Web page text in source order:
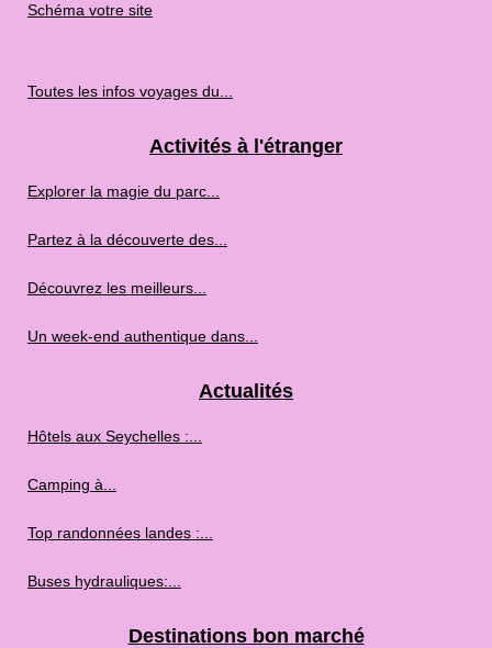
Schéma votre site
Toutes les infos voyages du...
Activités à l'étranger
Explorer la magie du parc...
Partez à la découverte des...
Découvrez les meilleurs...
Un week-end authentique dans...
Actualités
Hôtels aux Seychelles :...
Camping à...
Top randonnées landes :...
Buses hydrauliques:...
Destinations bon marché